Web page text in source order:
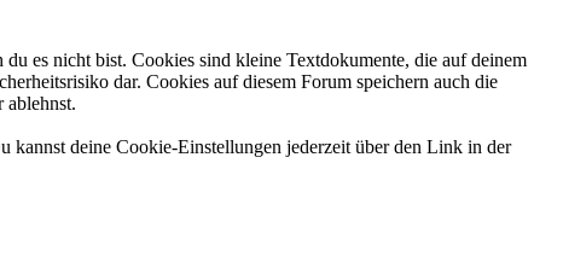
es nicht bist. Cookies sind kleine Textdokumente, die auf deinem
dar. Cookies auf diesem Forum speichern auch die
ablehnst.
kannst deine Cookie-Einstellungen jederzeit über den Link in der